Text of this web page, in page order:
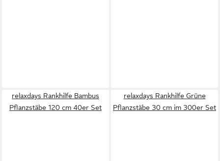
relaxdays Rankhilfe Bambus
Pflanzstäbe 120 cm 40er Set
relaxdays Rankhilfe Grüne
Pflanzstäbe 30 cm im 300er Set